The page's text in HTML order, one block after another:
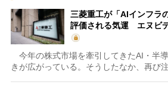
三菱重工が「AIインフラ
評価される気運 エヌビ
今年の株式市場を牽引してきたAI・半
きが広がっている。そうしたなか、再び